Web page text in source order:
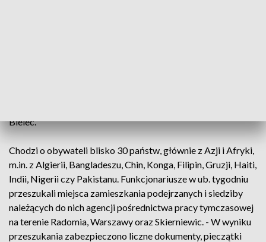
Bielec.
Chodzi o obywateli blisko 30 państw, głównie z Azji i Afryki,
m.in. z Algierii, Bangladeszu, Chin, Konga, Filipin, Gruzji, Haiti,
Indii, Nigerii czy Pakistanu. Funkcjonariusze w ub. tygodniu
przeszukali miejsca zamieszkania podejrzanych i siedziby
należących do nich agencji pośrednictwa pracy tymczasowej
na terenie Radomia, Warszawy oraz Skierniewic. - W wyniku
przeszukania zabezpieczono liczne dokumenty, pieczątki